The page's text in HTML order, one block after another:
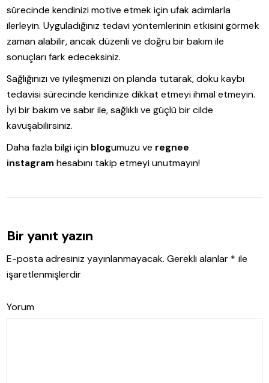
sürecinde kendinizi motive etmek için ufak adımlarla
ilerleyin. Uyguladığınız tedavi yöntemlerinin etkisini görmek
zaman alabilir, ancak düzenli ve doğru bir bakım ile
sonuçları fark edeceksiniz.
Sağlığınızı ve iyileşmenizi ön planda tutarak, doku kaybı
tedavisi sürecinde kendinize dikkat etmeyi ihmal etmeyin.
İyi bir bakım ve sabır ile, sağlıklı ve güçlü bir cilde
kavuşabilirsiniz.
Daha fazla bilgi için blogumuzu ve regnee
instagram hesabını takip etmeyi unutmayın!
Bir yanıt yazın
E-posta adresiniz yayınlanmayacak. Gerekli alanlar * ile
işaretlenmişlerdir
Yorum